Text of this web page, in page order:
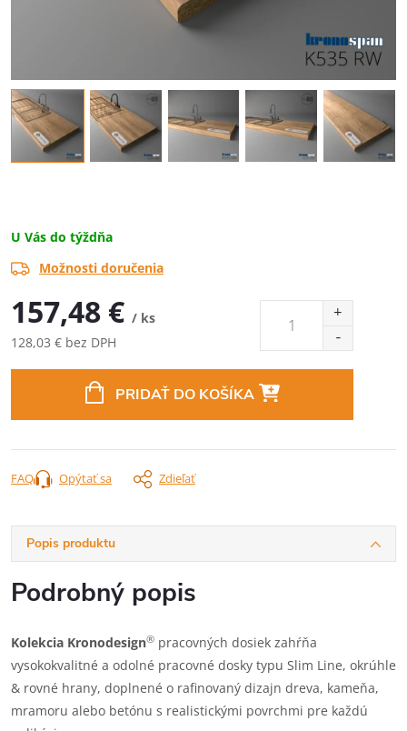
U Vás do týždňa
Možnosti doručenia
157,48 € / ks
128,03 € bez DPH
PRIDAŤ DO KOŠÍKA
Opýtať sa Zdieľať
FAQ
Popis produktu
Podrobný popis
Kolekcia Kronodesign® pracovných dosiek zahŕňa
vysokokvalitné a odolné pracovné dosky typu Slim Line, okrúhle
& rovné hrany, doplnené o rafinovaný dizajn dreva, kameňa,
mramoru alebo betónu s realistickými povrchmi pre každú